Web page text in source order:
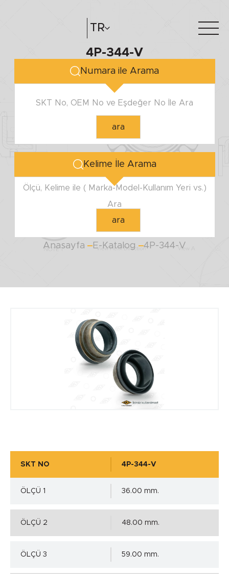
TR
Hakkımızda e-katalog
4P-344-V
Numara ile Arama
SKT No, OEM No ve Eşdeğer No İle Ara
ara
Kelime İle Arama
Ölçü, Kelime ile ( Marka-Model-Kullanım Yeri vs.)
Ara
ara
Anasayfa E-Katalog 4P-344-V
SKT NO 4P-344-V
ÖLÇÜ 1 36.00 mm.
ÖLÇÜ 2 48.00 mm.
ÖLÇÜ 3 59.00 mm.